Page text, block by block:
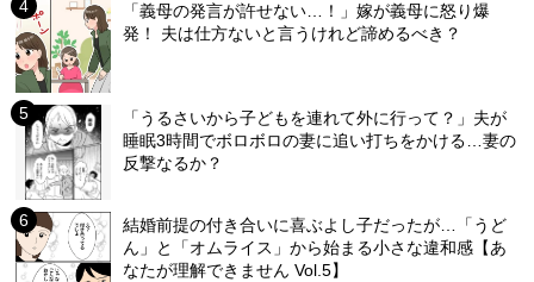
「義母の発言が許せない…！」嫁が義母に怒り爆
発！ 夫は仕方ないと言うけれど諦めるべき？
「うるさいから子どもを連れて外に行って？」夫が
睡眠3時間でボロボロの妻に追い打ちをかける…妻の
反撃なるか？
結婚前提の付き合いに喜ぶよし子だったが…「うど
ん」と「オムライス」から始まる小さな違和感【あ
なたが理解できません Vol.5】